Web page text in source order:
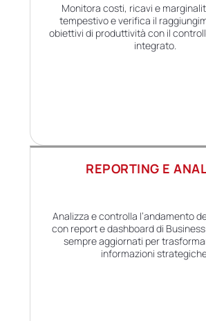
Monitora costi, ricavi e
tempestivo e verifica il
obiettivi di produttività con il
integrato.
REPORTING E
Analizza e controlla l’andamento
con report e dashboard di
sempre aggiornati per
informazioni